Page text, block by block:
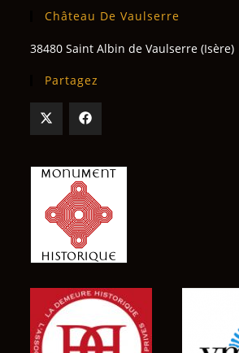
Château De Vaulserre
38480 Saint Albin de Vaulserre (Isère)
Partagez